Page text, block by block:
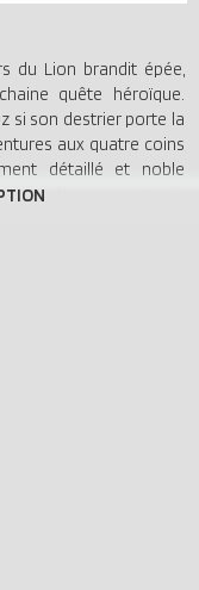
du Lion brandit épée,
quête héroïque.
si son destrier porte la
aux quatre coins
détaillé et noble
d’honneur et de